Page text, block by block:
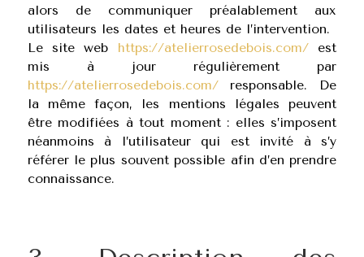
alors de communiquer préalablement aux
utilisateurs les dates et heures de l’intervention.
Le site web https://atelierrosedebois.com/est
mis à jour régulièrement par
https://atelierrosedebois.com/responsable. De
la même façon, les mentions légales peuvent
être modifiées à tout moment : elles s’imposent
néanmoins à l’utilisateur qui est invité à s’y
référer le plus souvent possible afin d’en prendre
connaissance.